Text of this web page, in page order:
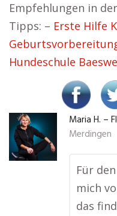
Empfehlungen in
Tipps: – Erste Hilfe
Hundeschule
Maria H. –
Merdingen
Für
mich
das